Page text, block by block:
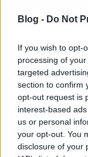
Blog - Do Not
If you wish to opt-
processing of
targeted
section to confirm
opt-out request is
interest-based
us or personal
your opt-out. You
disclosure of your
Fullba
Homár Hilda • 2015.